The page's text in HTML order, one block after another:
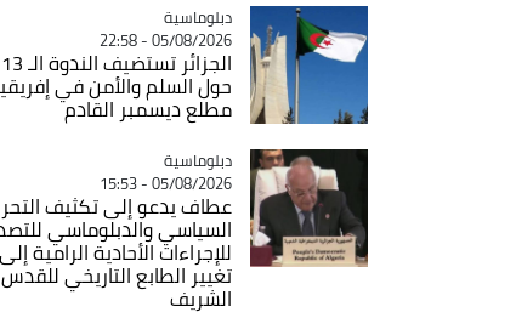
Catégorie
دبلوماسية
05/08/2026 - 22:58
الجزائر تستضيف الندوة الـ 13
حول السلم والأمن في
مطلع ديسمبر القادم
Catégorie
دبلوماسية
05/08/2026 - 15:53
عطاف يدعو إلى تكثيف
السياسي والدبلوماسي
للإجراءات الأحادية الرامية إلى
تغيير الطابع التاريخي للقدس
الشريف